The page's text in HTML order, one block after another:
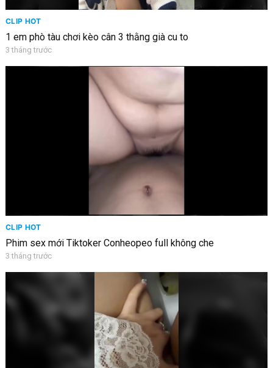
CLIP HOT
1 em phò tàu chơi kèo cân 3 thằng già cu to
3 tháng trước
CLIP HOT
Phim sex mới Tiktoker Conheopeo full không che
3 tháng trước